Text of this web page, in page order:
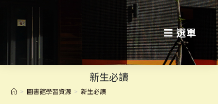
至
選單
新生必讀
> 圖書館學習資源 > 新生必讀